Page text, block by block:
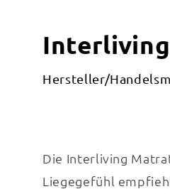
Hersteller/
Die Interliving
Liegegefühl